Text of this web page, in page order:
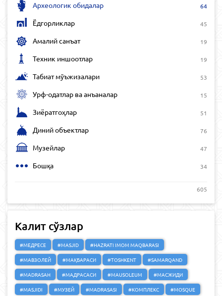
Археологик обидалар 64
Ёдгорликлар 45
Амалий санъат 19
Техник иншоотлар 19
Табиат мўъжизалари 53
Урф-одатлар ва анъаналар 15
Зиёратгоҳлар 51
Диний объектлар 76
Музейлар 47
Бошқа 34
605
Калит сўзлар
#МЕДРЕСЕ #MASJID
#HAZRATI IMOM MAQBARASI
#МАВЗОЛЕЙ
#МАҚБАРАСИ #TOSHKENT
#SAMARQAND
#MADRASAH
#МАДРАСАСИ #MAUSOLEUM
#МАСЖИДИ
#MASJIDI
#МУЗЕЙ #MADRASASI #КОМПЛЕКС
#MOSQUE